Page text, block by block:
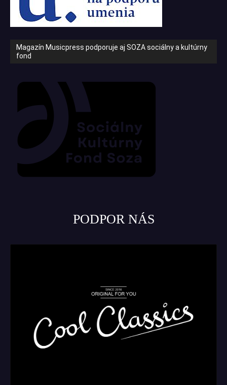
Magazín Musicpress podporuje aj SOZA sociálny a kultúrny
fond
PODPOR NÁS